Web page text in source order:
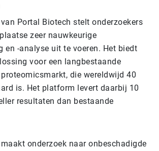
Portal Biotech stelt onderzoekers
zeer nauwkeurige
en -analyse uit te voeren. Het biedt
voor een langbestaande
die wereldwijd 40
is. Het platform levert daarbij 10
resultaten dan bestaande
onderzoek naar onbeschadigde